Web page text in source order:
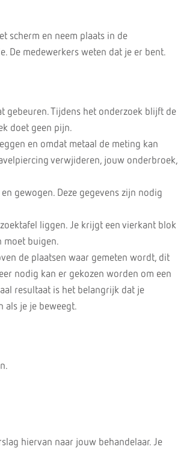
scherm en neem plaats in de
De medewerkers weten dat je er bent.
gebeuren. Tijdens het onderzoek blijft de
doet geen pijn.
en omdat metaal de meting kan
verwjideren, jouw onderbroek,
gewogen. Deze gegevens zijn nodig
liggen. Je krijgt een vierkant blok
moet buigen.
de plaatsen waar gemeten wordt, dit
nodig kan er gekozen worden om een
resultaat is het belangrijk dat je
als je je beweegt.
hiervan naar jouw behandelaar. Je